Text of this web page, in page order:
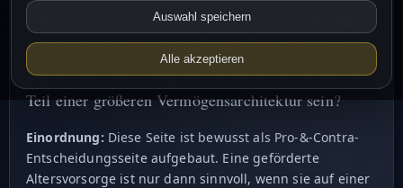
sondern von der Funktion: Für wen ist Förderung
wirklich attraktiv, welche Contra-Punkte sprechen
gegen eine Umsetzung, und wann sollte sie nur ein
Teil einer größeren Vermögensarchitektur sein?
Einordnung: Diese Seite ist bewusst als Pro-&-Contra-
Entscheidungsseite aufgebaut. Eine geförderte
Altersvorsorge ist nur dann sinnvoll, wenn sie auf einer
Auswahl speichern
Alle akzeptieren